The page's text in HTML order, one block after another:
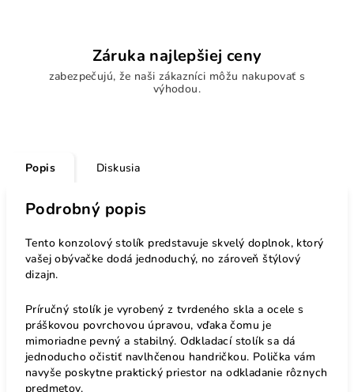
Záruka najlepšiej ceny
zabezpečujú, že naši zákazníci môžu nakupovať s
výhodou.
Popis Diskusia
Podrobný popis
Tento konzolový stolík predstavuje skvelý doplnok, ktorý
vašej obývačke dodá jednoduchý, no zároveň štýlový
dizajn.
Príručný stolík je vyrobený z tvrdeného skla a ocele s
práškovou povrchovou úpravou, vďaka čomu je
mimoriadne pevný a stabilný. Odkladací stolík sa dá
jednoducho očistiť navlhčenou handričkou. Polička vám
navyše poskytne praktický priestor na odkladanie rôznych
predmetov.